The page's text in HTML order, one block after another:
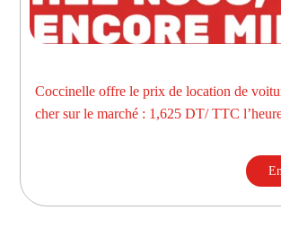
Coccinelle offre le prix de location de
cher sur le marché : 1,625 DT/ TTC